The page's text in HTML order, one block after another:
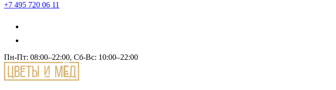
+7 495 720 06 11
Пн-Пт: 08:00–22:00, Сб-Вс: 10:00–22:00